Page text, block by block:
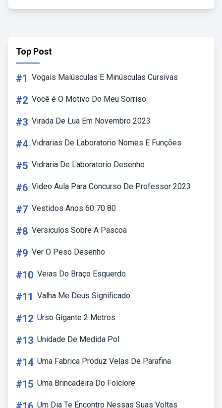
Top Post
#1 Vogais Maiúsculas E Minúsculas Cursivas
#2 Você é O Motivo Do Meu Sorriso
#3 Virada De Lua Em Novembro 2023
#4 Vidrarias De Laboratorio Nomes E Funções
#5 Vidraria De Laboratorio Desenho
#6 Video Aula Para Concurso De Professor 2023
#7 Vestidos Anos 60 70 80
#8 Versiculos Sobre A Pascoa
#9 Ver O Peso Desenho
#10 Veias Do Braço Esquerdo
#11 Valha Me Deus Significado
#12 Urso Gigante 2 Metros
#13 Unidade De Medida Pol
#14 Uma Fabrica Produz Velas De Parafina
#15 Uma Brincadeira Do Folclore
Um Dia Te Encontro Nessas Suas Voltas